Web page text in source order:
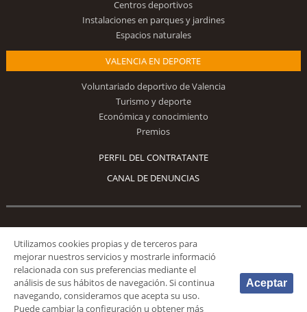
Centros deportivos
Instalaciones en parques y jardines
Espacios naturales
VALENCIA EN DEPORTE
Voluntariado deportivo de Valencia
Turismo y deporte
Económica y conocimiento
Premios
PERFIL DEL CONTRATANTE
CANAL DE DENUNCIAS
Síguenos
© 2026 Fundación Deportiva Municipal Valencia |AVISO LEGAL
Utilizamos cookies propias y de terceros para
mejorar nuestros servicios y mostrarle informació
relacionada con sus preferencias mediante el
análisis de sus hábitos de navegación. Si continua
navegando, consideramos que acepta su uso.
Puede cambiar la configuración u obtener más
Aceptar